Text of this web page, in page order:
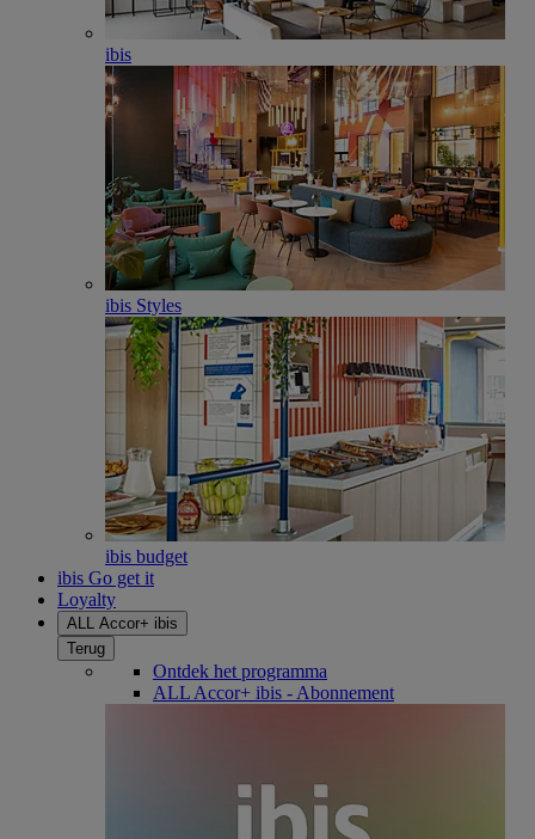
ibis
ibis Styles
ibis budget
ibis Go get it
Loyalty
ALL Accor+ ibis
Terug
Ontdek het programma
ALL Accor+ ibis - Abonnement